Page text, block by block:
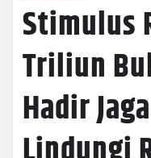
Stimulus
Triliun
Hadir